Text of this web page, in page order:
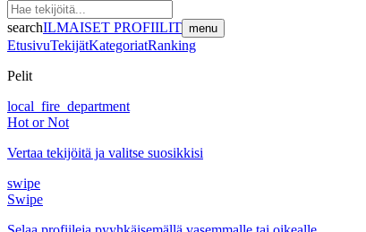
searchILMAISET PROFIILIT menu
EtusivuTekijätKategoriatRanking
Pelit
local_fire_department
Hot or Not
Vertaa tekijöitä ja valitse suosikkisi
swipe
Swipe